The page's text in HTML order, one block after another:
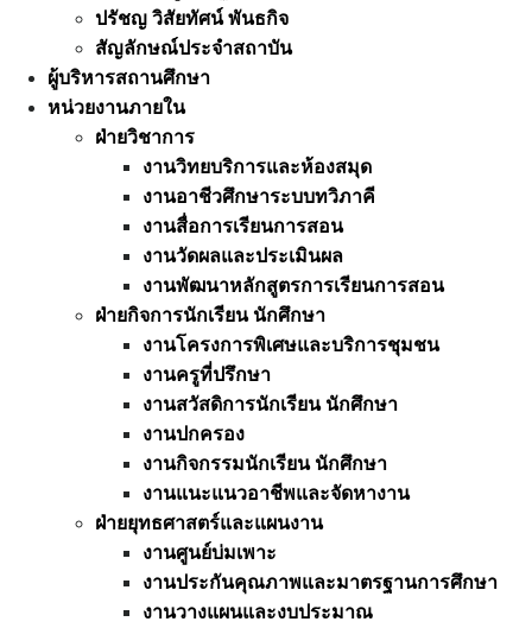
ปรัชญ วิสัยทัศน์ พันธกิจ
สัญลักษณ์ประจำสถาบัน
ผู้บริหารสถานศึกษา
หน่วยงานภายใน
ฝ่ายวิชาการ
งานวิทยบริการและห้องสมุด
งานอาชีวศึกษาระบบทวิภาคี
งานสื่อการเรียนการสอน
งานวัดผลและประเมินผล
งานพัฒนาหลักสูตรการเรียนการสอน
ฝ่ายกิจการนักเรียน นักศึกษา
งานโครงการพิเศษและบริการชุมชน
งานครูที่ปรึกษา
งานสวัสดิการนักเรียน นักศึกษา
งานปกครอง
งานกิจกรรมนักเรียน นักศึกษา
งานแนะแนวอาชีพและจัดหางาน
ฝ่ายยุทธศาสตร์และแผนงาน
งานศูนย์บ่มเพาะ
งานประกันคุณภาพและมาตรฐานการศึกษา
งานวางแผนและงบประมาณ